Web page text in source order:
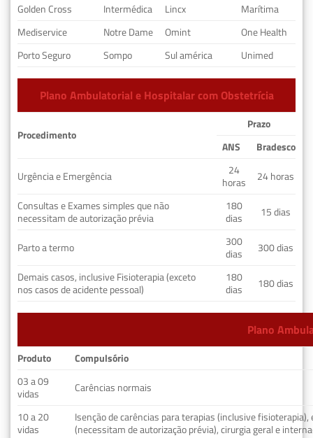
Golden Cross
Intermédica Lincx
Marítima
Mediservice
Notre Dame Omint
One Health
Porto Seguro
Sompo Sul américa Unimed
Plano Ambulatorial e Hospitalar com Obstetrícia
Procedimento
Prazo
ANS
Bradesco
Urgência e Emergência
24
horas
24 horas
Consultas e Exames simples que não
necessitam de autorização prévia
180
dias
15 dias
Parto a termo
300
dias
300 dias
Demais casos, inclusive Fisioterapia (exceto
nos casos de acidente pessoal)
180
dias
180 dias
Plano
Produto
Compulsório
03 a 09
vidas
Carências normais
10 a 20
vidas
Isenção de carências para terapias (inclusive fisioterapia),
(necessitam de autorização prévia), cirurgia geral e